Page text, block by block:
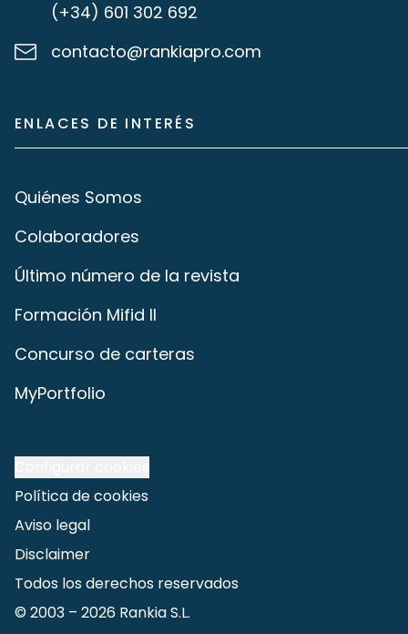
(+34) 601 302 692
contacto@rankiapro.com
ENLACES DE INTERÉS
Quiénes Somos
Colaboradores
Último número de la revista
Formación Mifid II
Concurso de carteras
MyPortfolio
Política de cookies
Aviso legal
Disclaimer
Todos los derechos reservados
© 2003 – 2026 Rankia S.L.